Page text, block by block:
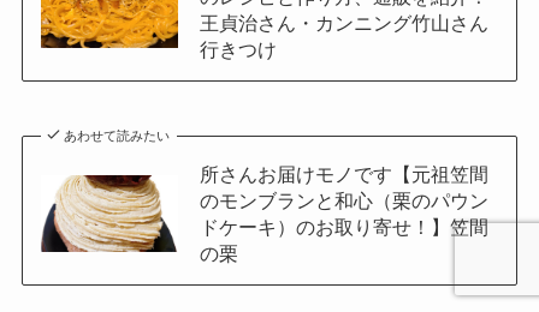
王貞治さん・カンニング竹山さん
行きつけ
あわせて読みたい
所さんお届けモノです【元祖笠間
のモンブランと和心（栗のパウン
ドケーキ）のお取り寄せ！】笠間
の栗